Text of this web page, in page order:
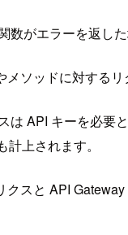
数がエラーを返し
ソッドに対する
は API キーを必
上されます。
スと API